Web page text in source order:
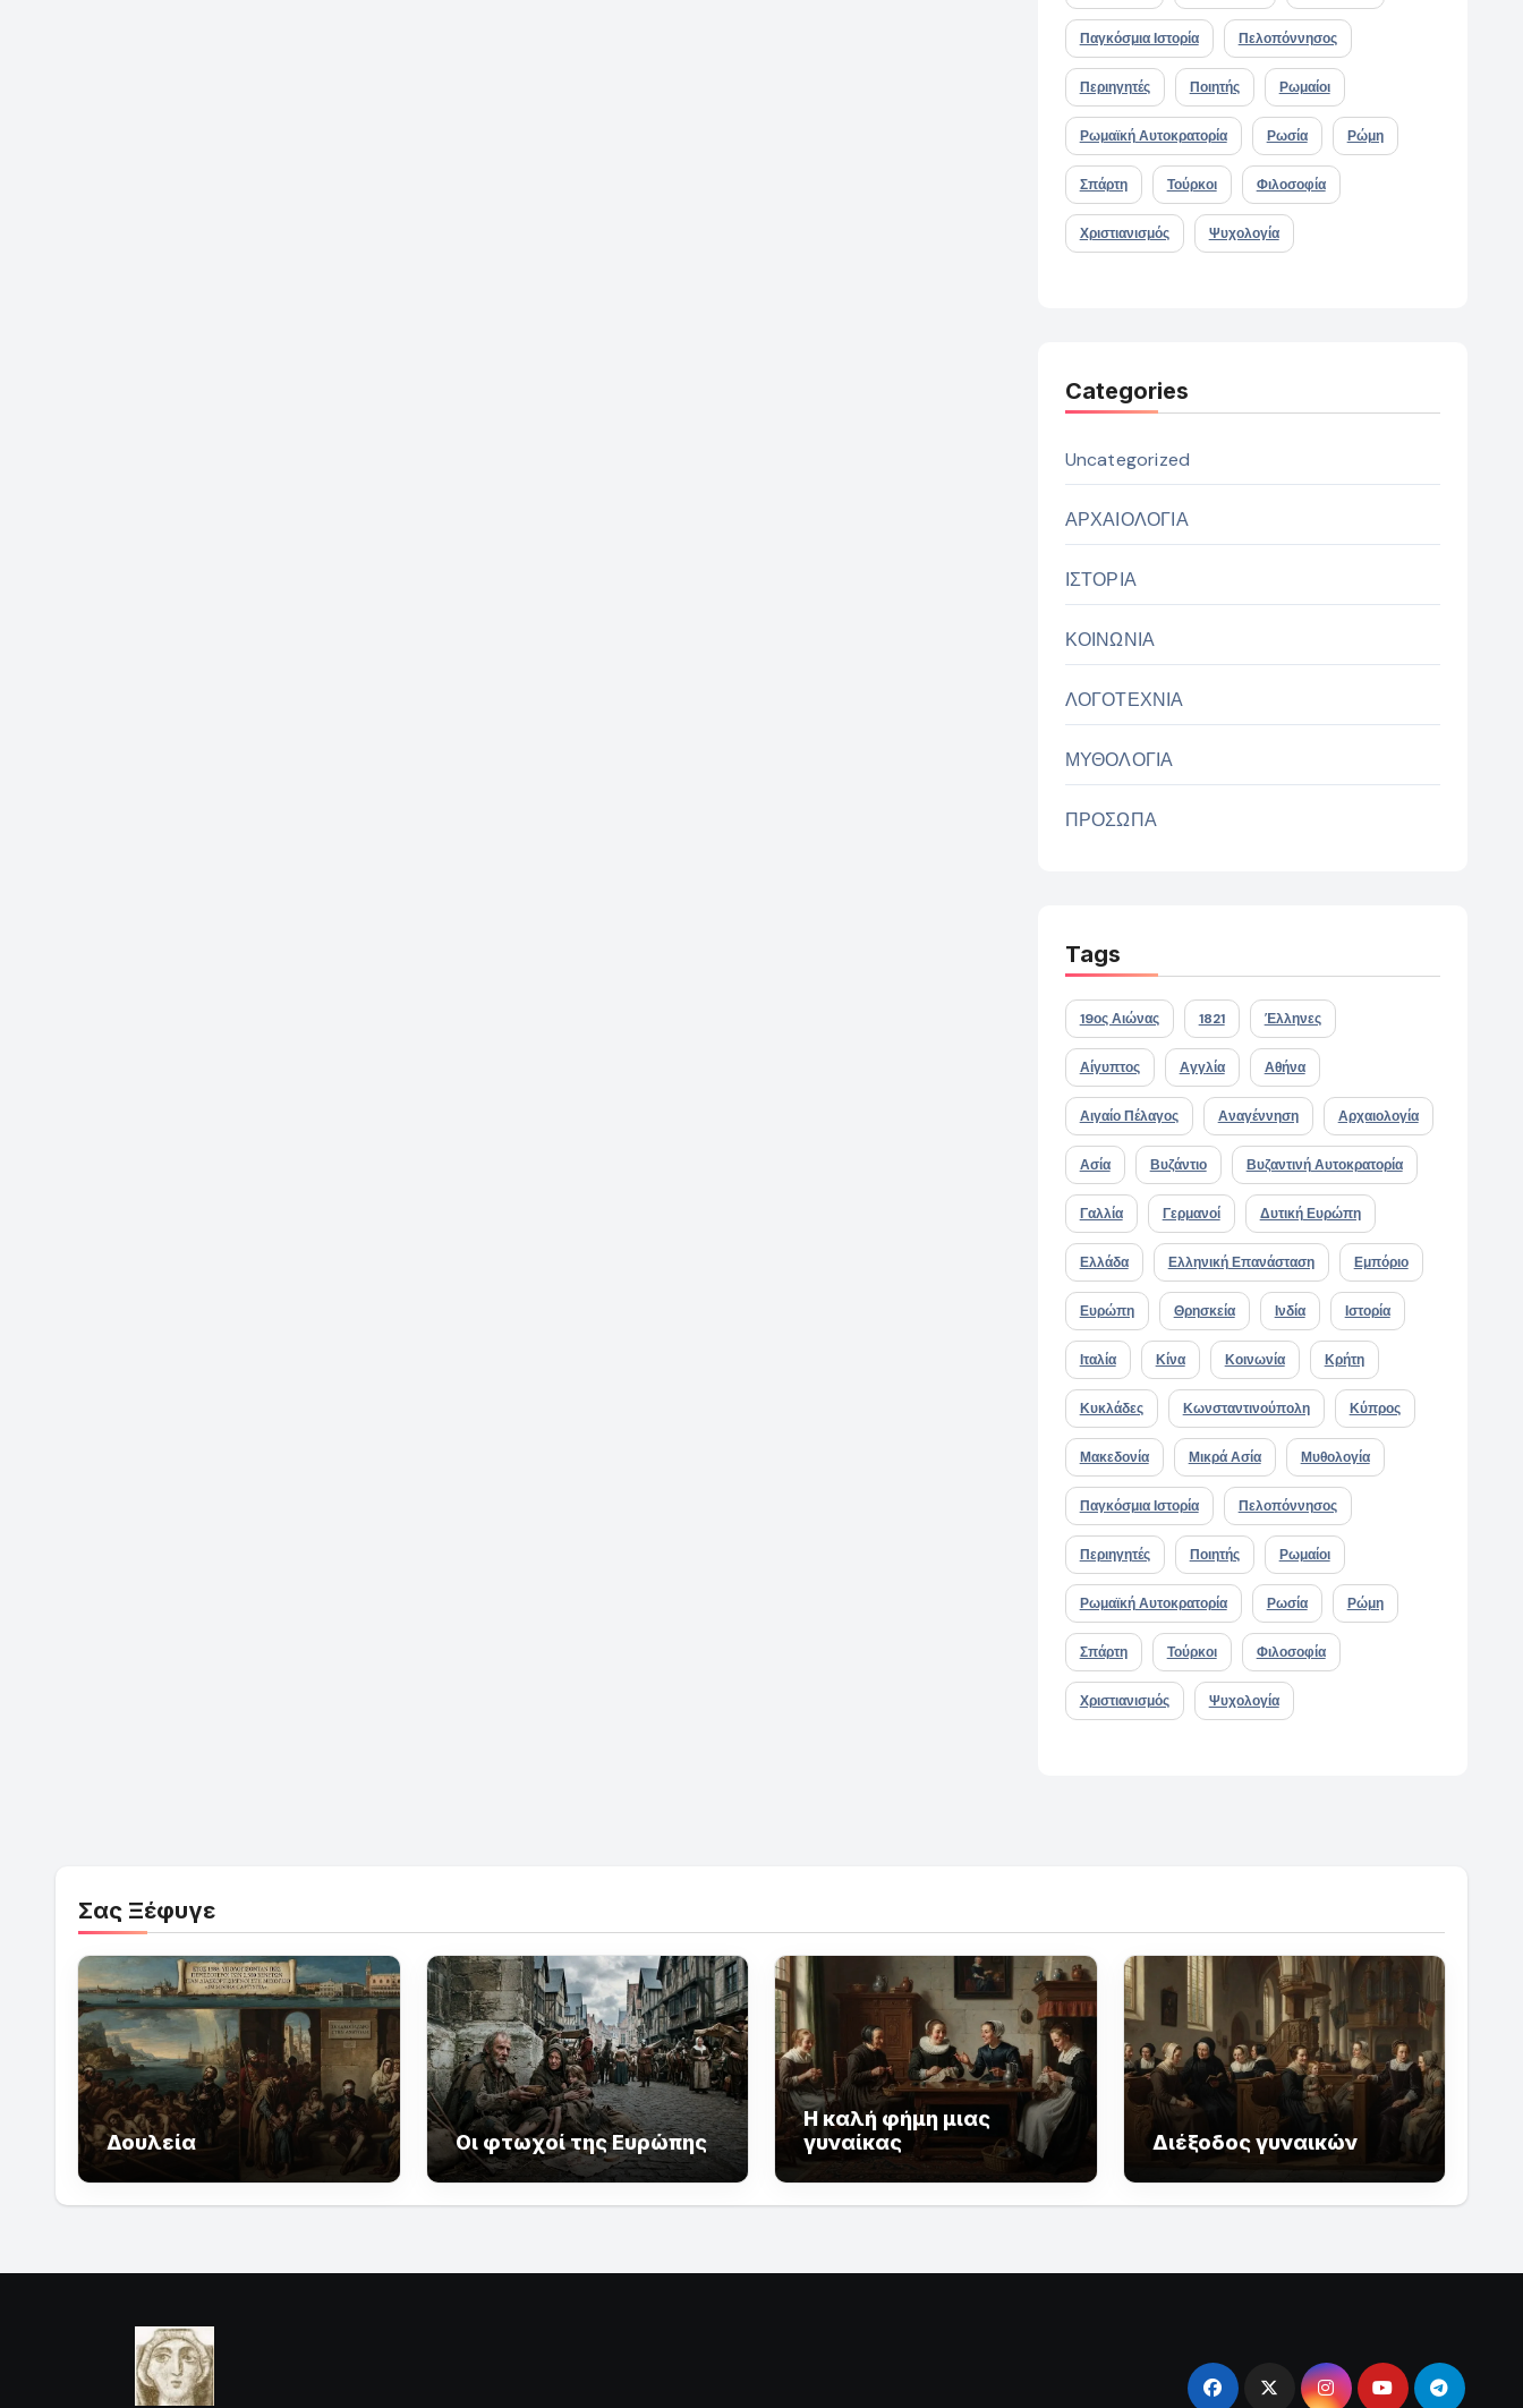
Παγκόσμια Ιστορία Πελοπόννησος
Περιηγητές Ποιητής Ρωμαίοι
Ρωμαϊκή Αυτοκρατορία Ρωσία Ρώμη
Σπάρτη Τούρκοι Φιλοσοφία
Χριστιανισμός Ψυχολογία
Categories
Uncategorized
ΑΡΧΑΙΟΛΟΓΙΑ
ΙΣΤΟΡΙΑ
ΚΟΙΝΩΝΙΑ
ΛΟΓΟΤΕΧΝΙΑ
ΜΥΘΟΛΟΓΙΑ
ΠΡΟΣΩΠΑ
Tags
19ος Αιώνας 1821 Έλληνες
Αίγυπτος Αγγλία Αθήνα
Αιγαίο Πέλαγος Αναγέννηση Αρχαιολογία
Ασία Βυζάντιο Βυζαντινή Αυτοκρατορία
Γαλλία Γερμανοί Δυτική Ευρώπη
Ελλάδα Ελληνική Επανάσταση Εμπόριο
Ευρώπη Θρησκεία Ινδία Ιστορία
Ιταλία Κίνα Κοινωνία Κρήτη
Κυκλάδες Κωνσταντινούπολη Κύπρος
Μακεδονία Μικρά Ασία Μυθολογία
Παγκόσμια Ιστορία Πελοπόννησος
Περιηγητές Ποιητής Ρωμαίοι
Ρωμαϊκή Αυτοκρατορία Ρωσία Ρώμη
Σπάρτη Τούρκοι Φιλοσοφία
Χριστιανισμός Ψυχολογία
Σας Ξέφυγε
Δουλεία Οι φτωχοί της Ευρώπης
Η καλή φήμη μιας
γυναίκας
Διέξοδος γυναικών